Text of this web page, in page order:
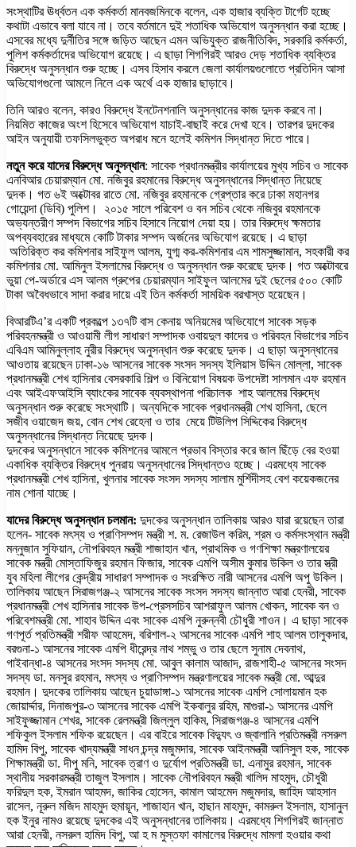
সংস্থাটির ঊর্ধ্বতন এক কর্মকর্তা মানবজমিনকে বলেন, এক হাজার ব্যক্তি টার্গেট হচ্ছে
কথাটা এভাবে বলা যাবে না। তবে বর্তমানে দুই শতাধিক অভিযোগ অনুসন্ধান করা হচ্ছে।
এসবের মধ্যে দুর্নীতির সঙ্গে জড়িত আছেন এমন অভিযুক্ত রাজনীতিবিদ, সরকারি কর্মকর্তা,
পুলিশ কর্মকর্তাদের অভিযোগ রয়েছে। এ ছাড়া শিগগিরই আরও দেড় শতাধিক ব্যক্তির
বিরুদ্ধে অনুসন্ধান শুরু হচ্ছে। এসব হিসাব করলে জেলা কার্যালয়গুলোতে প্রতিদিন আসা
অভিযোগগুলো আমলে নিলে এক অর্থে এক হাজার ছাড়াবে।
তিনি আরও বলেন, কারও বিরুদ্ধে ইনটেনশনালি অনুসন্ধানের কাজ দুদক করবে না।
নিয়মিত কাজের অংশ হিসেবে অভিযোগ যাচাই-বাছাই করে দেখা হবে। তারপর দুদকের
আইন অনুযায়ী তফসিলভুক্ত অপরাধ মনে হলেই কমিশন সিদ্ধান্ত দিতে পারে।
নতুন করে যাদের বিরুদ্ধে অনুসন্ধান: সাবেক প্রধানমন্ত্রীর কার্যালয়ের মুখ্য সচিব ও সাবেক
এনবিআর চেয়ারম্যান মো. নজিবুর রহমানের বিরুদ্ধে অনুসন্ধানের সিদ্ধান্ত নিয়েছে
দুদক। গত ৬ই অক্টোবর রাতে মো. নজিবুর রহমানকে গ্রেপ্তার করে ঢাকা মহানগর
গোয়েন্দা (ডিবি) পুলিশ। ২০১৫ সালে পরিবেশ ও বন সচিব থেকে নজিবুর রহমানকে
অভ্যন্তরীণ সম্পদ বিভাগের সচিব হিসাবে নিয়োগ দেয়া হয়। তার বিরুদ্ধে ক্ষমতার
অপব্যবহারের মাধ্যমে কোটি টাকার সম্পদ অর্জনের অভিযোগ রয়েছে। এ ছাড়া
অতিরিক্ত কর কমিশনার সাইফুল আলম, যুগ্ম কর-কমিশনার এম শামসুজ্জামান, সহকারী কর
কমিশনার মো. আমিনুল ইসলামের বিরুদ্ধে ও অনুসন্ধান শুরু করেছে দুদক। গত অক্টোবরে
ভুয়া পে-অর্ডারে এস আলম গ্রুপের চেয়ারম্যান সাইফুল আলমের দুই ছেলের ৫০০ কোটি
টাকা অবৈধভাবে সাদা করার দায়ে এই তিন কর্মকর্তা সাময়িক বরখাস্ত হয়েছেন।
বিআরটিএ’র একটি প্রকল্পে ১৩৭টি বাস কেনায় অনিয়মের অভিযোগে সাবেক সড়ক
পরিবহনমন্ত্রী ও আওয়ামী লীগ সাধারণ সম্পাদক ওবায়দুল কাদের ও পরিবহন বিভাগের সচিব
এবিএম আমিনুল্লাহ নুরীর বিরুদ্ধে অনুসন্ধান শুরু করেছে দুদক। এ ছাড়া অনুসন্ধানের
আওতায় রয়েছেন ঢাকা-১৬ আসনের সাবেক সংসদ সদস্য ইলিয়াস উদ্দিন মোল্লা, সাবেক
প্রধানমন্ত্রী শেখ হাসিনার বেসরকারি শিল্প ও বিনিয়োগ বিষয়ক উপদেষ্টা সালমান এফ রহমান
এবং আইএফআইসি ব্যাংকের সাবেক ব্যবস্থাপনা পরিচালক শাহ আলমের বিরুদ্ধে
অনুসন্ধান শুরু করেছে সংস্থাটি। অন্যদিকে সাবেক প্রধানমন্ত্রী শেখ হাসিনা, ছেলে
সজীব ওয়াজেদ জয়, বোন শেখ রেহেনা ও তার মেয়ে টিউলিপ সিদ্দিকের বিরুদ্ধে
অনুসন্ধানের সিদ্ধান্ত নিয়েছে দুদক।
দুদকের অনুসন্ধানে সাবেক কমিশনের আমলে প্রভাব বিস্তার করে জাল ছিঁড়ে বের হওয়া
একাধিক ব্যক্তির বিরুদ্ধে পুনরায় অনুসন্ধানের সিদ্ধান্তও হচ্ছে। এরমধ্যে সাবেক
প্রধানমন্ত্রী শেখ হাসিনা, খুলনার সাবেক সংসদ সদস্য সালাম মুর্শিদীসহ বেশ কয়েকজনের
নাম শোনা যাচ্ছে।
যাদের বিরুদ্ধে অনুসন্ধান চলমান: দুদকের অনুসন্ধান তালিকায় আরও যারা রয়েছেন তারা
হলেন- সাবেক মৎস্য ও প্রাণিসম্পদ মন্ত্রী শ. ম. রেজাউল করিম, শ্রম ও কর্মসংস্থান মন্ত্রী
মন্নুজান সুফিয়ান, নৌপরিবহন মন্ত্রী শাজাহান খান, প্রাথমিক ও গণশিক্ষা মন্ত্রণালয়ের
সাবেক মন্ত্রী মোস্তাফিজুর রহমান ফিজার, সাবেক এমপি অসীম কুমার উকিল ও তার স্ত্রী
যুব মহিলা লীগের কেন্দ্রীয় সাধারণ সম্পাদক ও সংরক্ষিত নারী আসনের এমপি অপু উকিল।
তালিকায় আছেন সিরাজগঞ্জ-২ আসনের সাবেক সংসদ সদস্য জান্নাত আরা হেনরী, সাবেক
প্রধানমন্ত্রী শেখ হাসিনার সাবেক উপ-প্রেসসচিব আশরাফুল আলম খোকন, সাবেক বন ও
পরিবেশমন্ত্রী মো. শাহাব উদ্দিন এবং সাবেক এমপি নুরুন্নবী চৌধুরী শাওন। এ ছাড়া সাবেক
গণপূর্ত প্রতিমন্ত্রী শরীফ আহমেদ, বরিশাল-২ আসনের সাবেক এমপি শাহ আলম তালুকদার,
বরগুনা-১ আসনের সাবেক এমপি ধীরেন্দ্র নাথ শম্ভু ও তার ছেলে সুনাম দেবনাথ,
গাইবান্ধা-৪ আসনের সংসদ সদস্য মো. আবুল কালাম আজাদ, রাজশাহী-৫ আসনের সংসদ
সদস্য ডা. মনসুর রহমান, মৎস্য ও প্রাণিসম্পদ মন্ত্রণালয়ের সাবেক মন্ত্রী মো. আব্দুর
রহমান। দুদকের তালিকায় আছেন চুয়াডাঙ্গা-১ আসনের সাবেক এমপি সোলায়মান হক
জোয়ার্দ্দার, দিনাজপুর-৩ আসনের সাবেক এমপি ইকবালুর রহিম, মাগুরা-১ আসনের এমপি
সাইফুজ্জামান শেখর, সাবেক রেলমন্ত্রী জিল্লুল হাকিম, সিরাজগঞ্জ-৪ আসনের এমপি
শফিকুল ইসলাম শফিক রয়েছেন। এর বাইরে সাবেক বিদ্যুৎ ও জ্বালানি প্রতিমন্ত্রী নসরুল
হামিদ বিপু, সাবেক খাদ্যমন্ত্রী সাধন চন্দ্র মজুমদার, সাবেক আইনমন্ত্রী আনিসুল হক, সাবেক
শিক্ষামন্ত্রী ডা. দীপু মনি, সাবেক ত্রাণ ও দুর্যোগ প্রতিমন্ত্রী ডা. এনামুর রহমান, সাবেক
স্থানীয় সরকারমন্ত্রী তাজুল ইসলাম। সাবেক নৌপরিবহন মন্ত্রী খালিদ মাহমুদ, চৌধুরী
ফরিদুল হক, ইমরান আহমদ, জাকির হোসেন, কামাল আহমেদ মজুমদার, জাহিদ আহসান
রাসেল, নূরুল মজিদ মাহমুদ হুমায়ূন, শাজাহান খান, হাছান মাহমুদ, কামরুল ইসলাম, হাসানুল
হক ইনুর নামও রয়েছে দুদকের এই অনুসন্ধানের তালিকায়। এরমধ্যে শিগগিরই জান্নাত
আরা হেনরী, নসরুল হামিদ বিপু, আ হ ম মুস্তফা কামালের বিরুদ্ধে মামলা হওয়ার কথা